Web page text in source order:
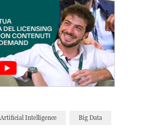
Artificial Intelligence Big Data